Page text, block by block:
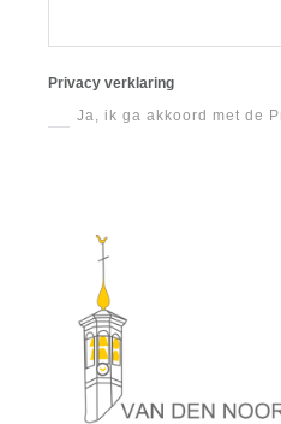
Privacy verklaring
Ja, ik ga akkoord met de